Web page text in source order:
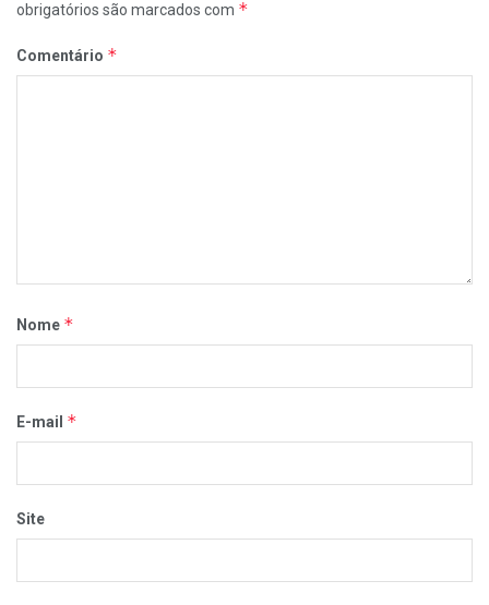
obrigatórios são marcados com *
Comentário *
Nome *
E-mail *
Site